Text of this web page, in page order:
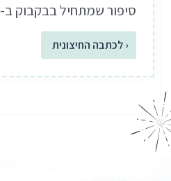
סיפור שמתחיל בבקבוק ב-3 בבוקר
‹ לכתבה החיצונית